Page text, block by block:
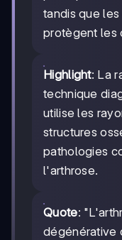
tandis que
protègent les
Highlight: La
technique
utilise les
structures
pathologies
l'arthrose.
Quote:
dégénérative